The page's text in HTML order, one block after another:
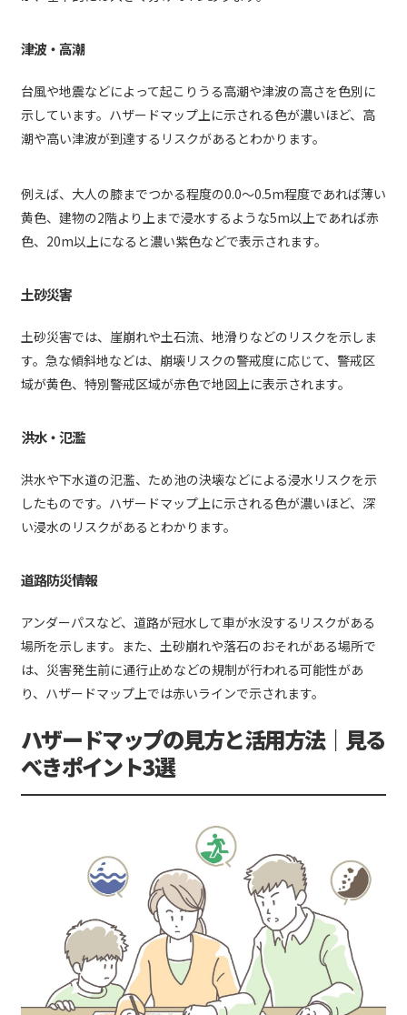
津波・高潮
台風や地震などによって起こりうる高潮や津波の高さを色別に
示しています。ハザードマップ上に示される色が濃いほど、高
潮や高い津波が到達するリスクがあるとわかります。
例えば、大人の膝までつかる程度の0.0～0.5m程度であれば薄い
黄色、建物の2階より上まで浸水するような5m以上であれば赤
色、20m以上になると濃い紫色などで表示されます。
土砂災害
土砂災害では、崖崩れや土石流、地滑りなどのリスクを示しま
す。急な傾斜地などは、崩壊リスクの警戒度に応じて、警戒区
域が黄色、特別警戒区域が赤色で地図上に表示されます。
洪水・氾濫
洪水や下水道の氾濫、ため池の決壊などによる浸水リスクを示
したものです。ハザードマップ上に示される色が濃いほど、深
い浸水のリスクがあるとわかります。
道路防災情報
アンダーパスなど、道路が冠水して車が水没するリスクがある
場所を示します。また、土砂崩れや落石のおそれがある場所で
は、災害発生前に通行止めなどの規制が行われる可能性があ
り、ハザードマップ上では赤いラインで示されます。
ハザードマップの見方と活用方法｜見る
べきポイント3選